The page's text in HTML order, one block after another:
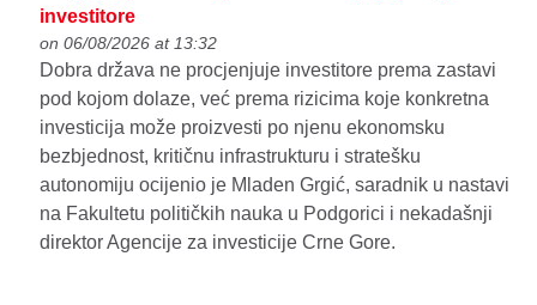
investitore
on 06/08/2026 at 13:32
Dobra država ne procjenjuje investitore prema zastavi
pod kojom dolaze, već prema rizicima koje konkretna
investicija može proizvesti po njenu ekonomsku
bezbjednost, kritičnu infrastrukturu i stratešku
autonomiju ocijenio je Mladen Grgić, saradnik u nastavi
na Fakultetu političkih nauka u Podgorici i nekadašnji
direktor Agencije za investicije Crne Gore.